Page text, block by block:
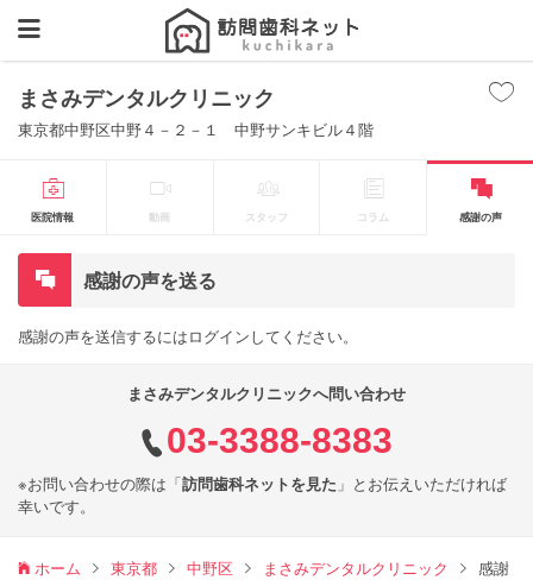
まさみデンタルクリニック
東京都中野区中野４－２－１ 中野サンキビル４階
医院情報 動画 スタッフ コラム 感謝の声
感謝の声を送る
感謝の声を送信するにはログインしてください。
まさみデンタルクリニックへ問い合わせ
03-3388-8383
※お問い合わせの際は「訪問歯科ネットを見た 」とお伝えいただければ
幸いです。
ホーム 東京都 中野区 まさみデンタルクリニック
感謝